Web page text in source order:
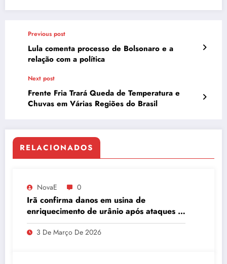
Previous post
Lula comenta processo de Bolsonaro e a
relação com a política
Next post
Frente Fria Trará Queda de Temperatura e
Chuvas em Várias Regiões do Brasil
RELACIONADOS
NovaE 0
Irã confirma danos em usina de
enriquecimento de urânio após ataques e
embaixador evita detalhes sobre
quantidade de urânio enriquecido
3 De Março De 2026